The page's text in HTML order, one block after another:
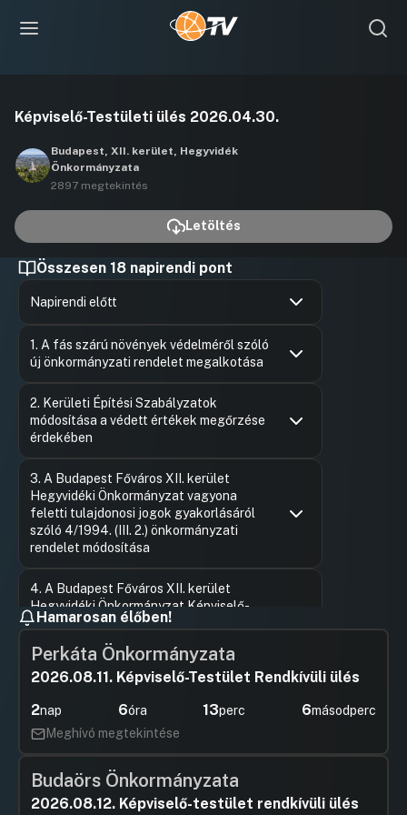
Képviselő-Testületi ülés 2026.04.30.
Budapest, XII. kerület, Hegyvidék
Önkormányzata
2897 megtekintés
Letöltés
Összesen 18 napirendi pont
Napirendi előtt
1. A fás szárú növények védelméről szóló
új önkormányzati rendelet megalkotása
Hozzászólások
2. Kerületi Építési Szabályzatok
módosítása a védett értékek megőrzése
érdekében
3. A Budapest Főváros XII. kerület
Hegyvidéki Önkormányzat vagyona
feletti tulajdonosi jogok gyakorlásáról
szóló 4/1994. (III. 2.) önkormányzati
rendelet módosítása
4. A Budapest Főváros XII. kerület
Hegyvidéki Önkormányzat Képviselő-
testületének Szervezeti és Működési
Szabályzatáról szóló 39/2018. (IX. 26.)
önkormányzati rendelet módosítása
Hozzászólások
Dr.
Főváros XII. kerület Hegyvidéki
Önkormányzat Képviselő-testületi
hatáskörében történő előirányzat
átcsoportosításai
HozzászólásokUgrás a napirendi pontra
6. Önkormányzati alapítású
Hamarosan élőben!
Perkáta Önkormányzata
2026.08.11. Képviselő-Testület Rendkívüli ülés
2nap 6óra 13perc 6másodperc
Meghívó megtekintése
Budaörs Önkormányzata
2026.08.12. Képviselő-testület rendkívüli ülés